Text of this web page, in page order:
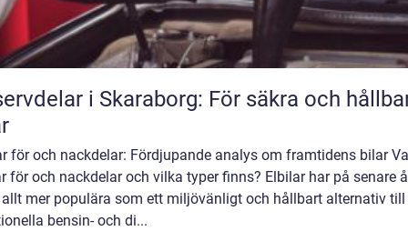
i Skaraborg: För säkra och
för och nackdelar: Fördjupande analys om framtidens bilar
för och nackdelar och vilka typer finns? Elbilar har på senare
mer populära som ett miljövänligt och hållbart alternativ till
bensin- och di...